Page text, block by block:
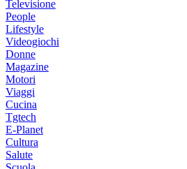
Televisione
People
Lifestyle
Videogiochi
Donne
Magazine
Motori
Viaggi
Cucina
Tgtech
E-Planet
Cultura
Salute